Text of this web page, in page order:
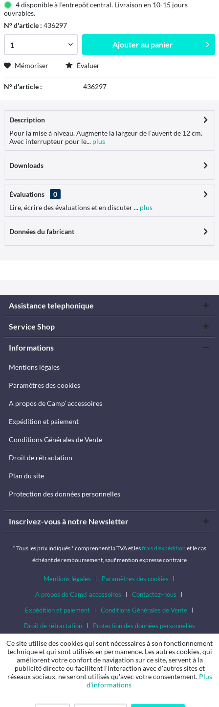
4 disponible à l'entrepôt central. Livraison en 10-15 jours
ouvrables.
N° d'article : 436297
Ajouter au panier
Mémoriser Évaluer
N° d'article : 436297
Description
Pour la mise à niveau. Augmente la largeur de l'auvent de 12 cm.
Avec interrupteur pour le... plus
Downloads
Évaluations
0
Lire, écrire des évaluations et en discuter ... plus
Données du fabricant
Assistance telephonique
Service Shop
Informations
Mentions légales
Paramètres des cookies
A propos de Camp’ accessoires
Expédition et paiement
Conditions Générales de Vente
Droit de rétractation
Plan du site
Protection des données personnelles
Inscrivez-vous à notre Newsletter
* Tous les prix indiqués * comprennent la TVA et lesfrais d'expédition et le cas
échéant de remboursement, sauf mention expresse contraire
Mentions légales
Paramètres des cookies
A propos de Camp’ accessoires
Contactez-nous
Expédition et paiement
Conditions Générales de Vente
Droit de rétractation
Protection des données personnelles
Ce site utilise des cookies qui sont nécessaires à son fonctionnement
technique et qui sont utilisés en permanence. Les autres cookies, qui
améliorent votre confort de navigation sur ce site, servent à la
publicité directe ou facilitent l'interaction avec d'autres sites et
réseaux sociaux, ne seront utilisés qu'avec votre consentement. Plus
d'informations